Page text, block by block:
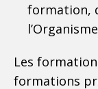
formation,
Les
formations